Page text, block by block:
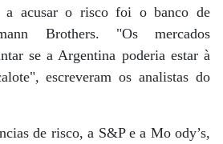
acusar o risco foi o banco de
Brothers. "Os mercados
se a Argentina poderia estar à
escreveram os analistas do
de risco, a S&P e a Mo ody’s,